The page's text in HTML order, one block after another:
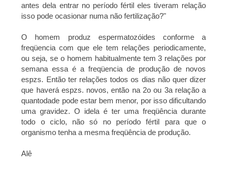
antes dela entrar no período fértil eles tiveram relação
isso pode ocasionar numa não fertilização?"
O homem produz espermatozóides conforme a
freqüencia com que ele tem relações periodicamente,
ou seja, se o homem habitualmente tem 3 relações por
semana essa é a freqüencia de produção de novos
espzs. Então ter relações todos os dias não quer dizer
que haverá espzs. novos, então na 2o ou 3a relação a
quantodade pode estar bem menor, por isso dificultando
uma gravidez. O idela é ter uma freqüência durante
todo o ciclo, não só no período fértil para que o
organismo tenha a mesma freqüência de produção.
Alê